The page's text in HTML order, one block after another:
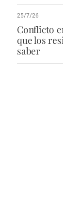
25/7/26
Conflicto
que los
saber